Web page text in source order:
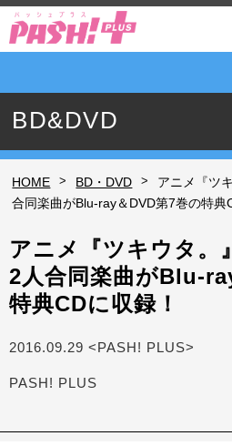
BD&DVD
HOME > BD・DVD >
アニメ『ツ
合同楽曲がBlu-ray＆DVD第7巻の特典
アニメ『ツキウタ。
2人合同楽曲がBlu-
特典CDに収録！
2016.09.29 <PASH! PLUS>
PASH! PLUS